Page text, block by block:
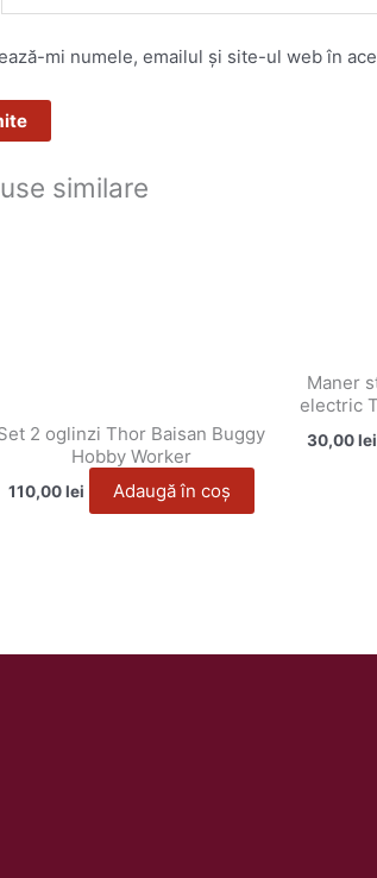
mi numele, emailul și site-ul web în
similare
2 oglinzi Thor Baisan Buggy
Hobby Worker
110,00lei Adaugă în coș
Maner
electric
30,00lei